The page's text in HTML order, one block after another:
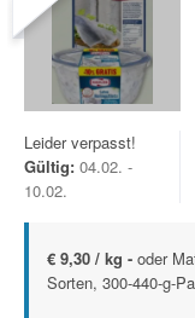
Leider verpasst!
Gültig: 04.02. -
10.02.
€ 9,30 / kg - oder
Sorten, 300-440-g-